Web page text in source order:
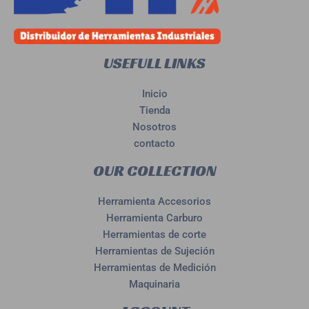
USEFULL LINKS
Inicio
Tienda
Nosotros
contacto
OUR COLLECTION
Herramienta Accesorios
Herramienta Carburo
Herramientas de corte
Herramientas de Sujeción
Herramientas de Medición
Maquinaria